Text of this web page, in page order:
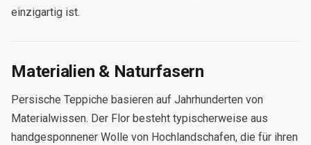
einzigartig ist.
Materialien & Naturfasern
Persische Teppiche basieren auf Jahrhunderten von
Materialwissen. Der Flor besteht typischerweise aus
handgesponnener Wolle von Hochlandschafen, die für ihren